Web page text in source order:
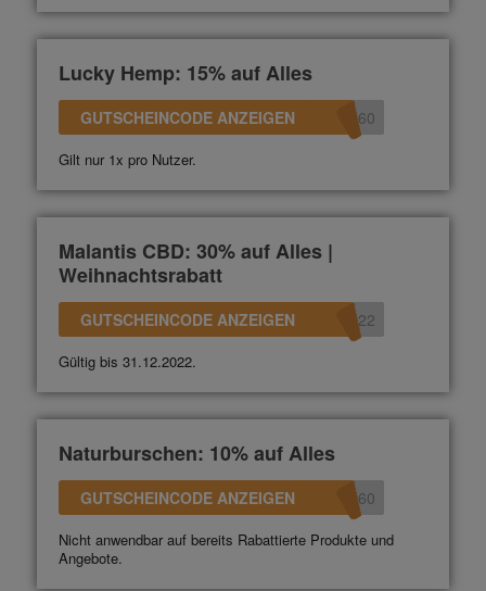
Lucky Hemp: 15% auf Alles
GUTSCHEINCODE ANZEIGEN 360
Gilt nur 1x pro Nutzer.
Malantis CBD: 30% auf Alles |
Weihnachtsrabatt
GUTSCHEINCODE ANZEIGEN 022
Gültig bis 31.12.2022.
Naturburschen: 10% auf Alles
GUTSCHEINCODE ANZEIGEN 360
Nicht anwendbar auf bereits Rabattierte Produkte und
Angebote.